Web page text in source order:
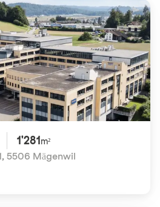
1'281 m²
, 5506 Mägenwil